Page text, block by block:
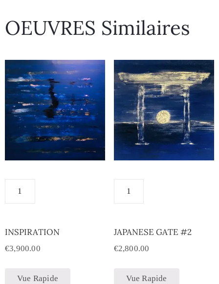
OEUVRES Similaires
INSPIRATION
€3,900.00
Vue Rapide
JAPANESE GATE #2
€2,800.00
Vue Rapide